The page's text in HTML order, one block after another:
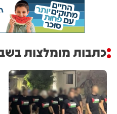
כתבות מומלצות